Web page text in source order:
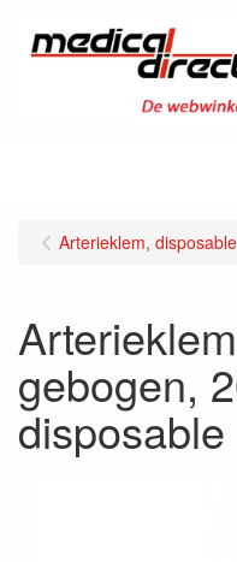
Arterieklem, disposable
gebogen,
disposable